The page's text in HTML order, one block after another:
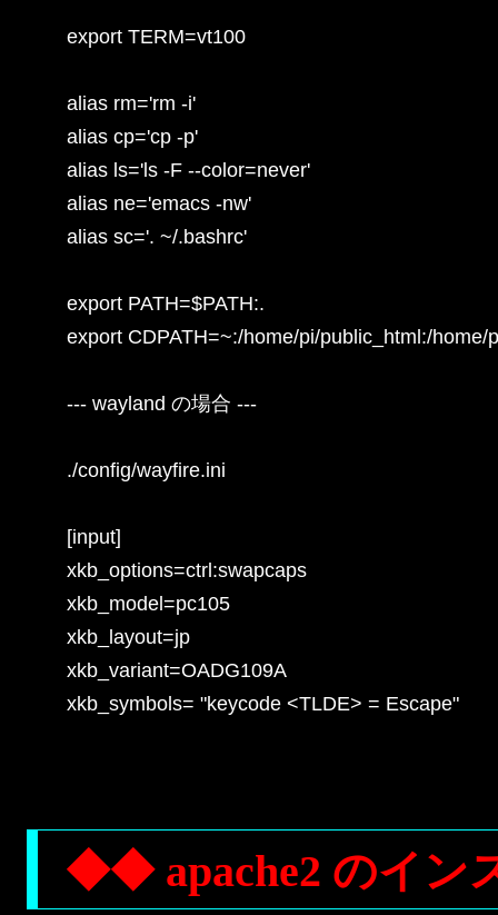
export TERM=vt100
alias rm='rm -i'
alias cp='cp -p'
alias ls='ls -F --color=never'
alias ne='emacs -nw'
alias sc='. ~/.bashrc'
export PATH=$PATH:.
export CDPATH=~:/home/pi/public_html:/home/
--- wayland の場合 ---
./config/wayfire.ini
[input]
xkb_options=ctrl:swapcaps
xkb_model=pc105
xkb_layout=jp
xkb_variant=OADG109A
xkb_symbols= "keycode <TLDE> = Escape"
◆◆ apache2 のイ